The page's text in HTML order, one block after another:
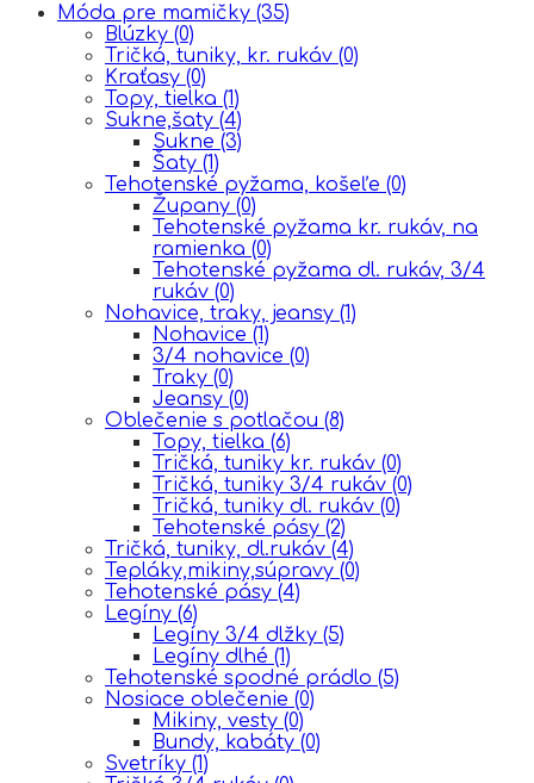
Móda pre mamičky (35)
Blúzky (0)
Tričká, tuniky, kr. rukáv (0)
Kraťasy (0)
Topy, tielka (1)
Sukne,šaty (4)
Sukne (3)
Šaty (1)
Tehotenské pyžama, košeľe (0)
Župany (0)
Tehotenské pyžama kr. rukáv, na
ramienka (0)
Tehotenské pyžama dl. rukáv, 3/4
rukáv (0)
Nohavice, traky, jeansy (1)
Nohavice (1)
3/4 nohavice (0)
Traky (0)
Jeansy (0)
Oblečenie s potlačou (8)
Topy, tielka (6)
Tričká, tuniky kr. rukáv (0)
Tričká, tuniky 3/4 rukáv (0)
Tričká, tuniky dl. rukáv (0)
Tehotenské pásy (2)
Tričká, tuniky, dl.rukáv (4)
Tepláky,mikiny,súpravy (0)
Tehotenské pásy (4)
Legíny (6)
Legíny 3/4 dlžky (5)
Legíny dlhé (1)
Tehotenské spodné prádlo (5)
Nosiace oblečenie (0)
Mikiny, vesty (0)
Bundy, kabáty (0)
Svetríky (1)